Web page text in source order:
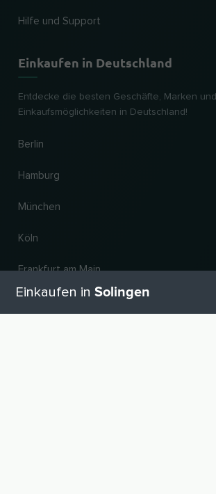
Hilfe und Support
Einkaufen in Deutschland
Entdecke die besten Geschäfte, Marken und
Einkaufsmöglichkeiten in Deutschland!
Berlin
Hamburg
München
Köln
Frankfurt am Main
Einkaufen in Solingen